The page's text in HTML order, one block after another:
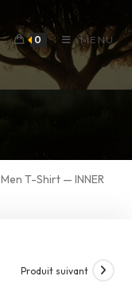
0 MENU
Men T-Shirt — INNER
Produit suivant